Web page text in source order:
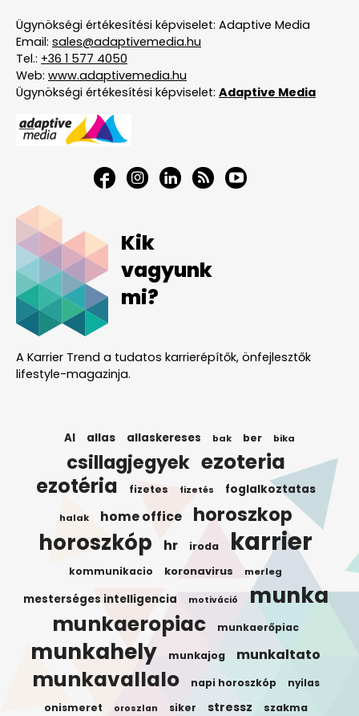
Ügynökségi értékesítési képviselet: Adaptive Media
Email: sales@adaptivemedia.hu
Tel.: +36 1 577 4050
Web: www.adaptivemedia.hu
Ügynökségi értékesítési képviselet: Adaptive Media
Kik
vagyunk
mi?
A Karrier Trend a tudatos karrierépítők, önfejlesztők
lifestyle-magazinja.
AI allas allaskereses bak ber bika
csillagjegyek ezoteria
ezotéria fizetes fizetés foglalkoztatas
halak home office horoszkop
horoszkóp hr iroda karrier
kommunikacio koronavirus merleg
mesterséges intelligencia motiváció munka
munkaeropiac munkaerőpiac
munkahely munkajog munkaltato
munkavallalo napi horoszkóp nyilas
onismeret oroszlan siker stressz szakma